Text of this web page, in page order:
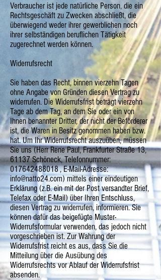
Verbraucher ist jede natürliche Person, die ein
Rechtsgeschäft zu Zwecken abschließt, die
überwiegend weder ihrer gewerblichen noch
ihrer selbständigen beruflichen Tätigkeit
zugerechnet werden können.
Widerrufsrecht
Sie haben das Recht, binnen vierzehn Tagen
ohne Angabe von Gründen diesen Vertrag zu
widerrufen. Die Widerrufsfrist beträgt vierzehn
Tage ab dem Tag, an dem Sie oder ein von
Ihnen benannter Dritter, der nicht der Beförderer
ist, die Waren in Besitz genommen haben bzw.
hat. Um Ihr Widerrufsrecht auszuüben, müssen
Sie uns (Herr Rene Paul, Frankfurter Straße 13,
61137 Schöneck, Telefonnummer:
017642488018 , E-Mail-Adresse:
info@natto24.com) mittels einer eindeutigen
Erklärung (z.B. ein mit der Post versandter Brief,
Telefax oder E-Mail) über Ihren Entschluss,
diesen Vertrag zu widerrufen, informieren. Sie
können dafür das beigefügte Muster-
Widerrufsformular verwenden, das jedoch nicht
vorgeschrieben ist. Zur Wahrung der
Widerrufsfrist reicht es aus, dass Sie die
Mitteilung über die Ausübung des
Widerrufsrechts vor Ablauf der Widerrufsfrist
absenden.